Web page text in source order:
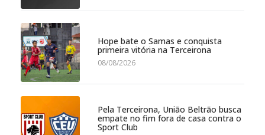
Hope bate o Samas e conquista
primeira vitória na Terceirona
08/08/2026
Pela Terceirona, União Beltrão busca
empate no fim fora de casa contra o
Sport Club